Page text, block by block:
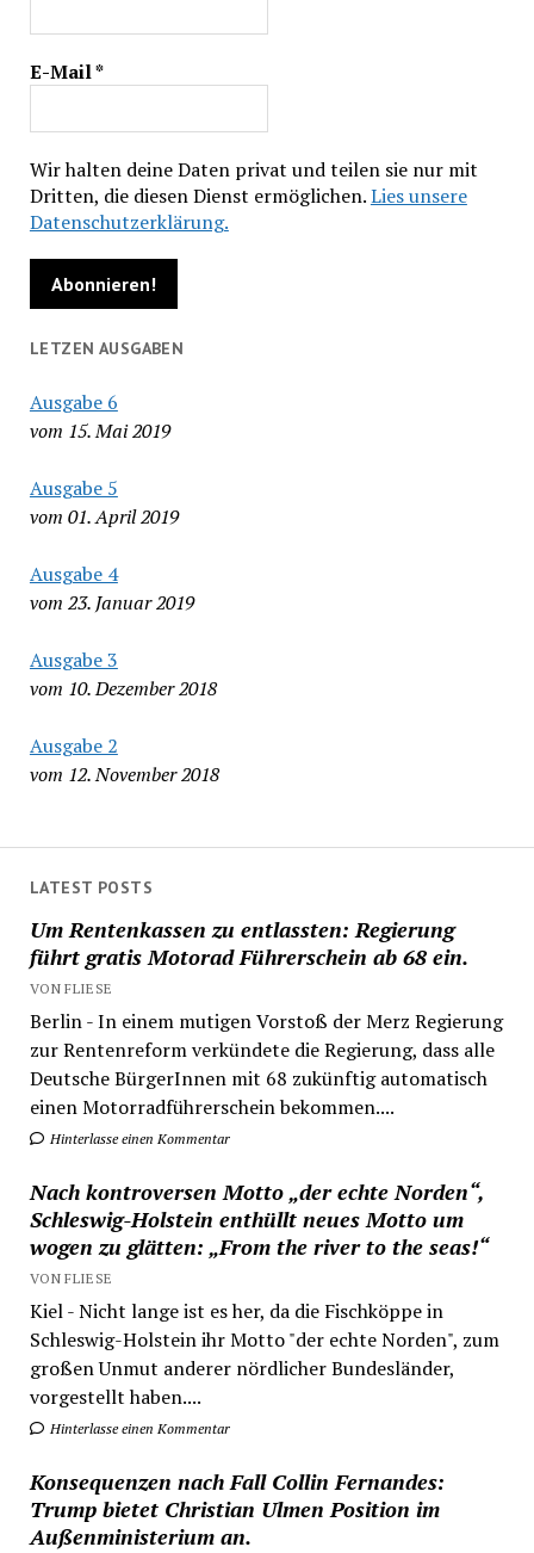
E-Mail*
Wir halten deine Daten privat und teilen sie nur mit
Dritten, die diesen Dienst ermöglichen.Lies unsere
Datenschutzerklärung.
LETZEN AUSGABEN
Ausgabe 6
vom 15. Mai 2019
Ausgabe 5
vom 01. April 2019
Ausgabe 4
vom 23. Januar 2019
Ausgabe 3
vom 10. Dezember 2018
Ausgabe 2
vom 12. November 2018
LATEST POSTS
Um Rentenkassen zu entlassten: Regierung
führt gratis Motorad Führerschein ab 68 ein.
VON FLIESE
Berlin - In einem mutigen Vorstoß der Merz Regierung
zur Rentenreform verkündete die Regierung, dass alle
Deutsche BürgerInnen mit 68 zukünftig automatisch
einen Motorradführerschein bekommen....
Hinterlasse einen Kommentar
Nach kontroversen Motto „der echte Norden“,
Schleswig-Holstein enthüllt neues Motto um
wogen zu glätten: „From the river to the seas!“
VON FLIESE
Kiel - Nicht lange ist es her, da die Fischköppe in
Schleswig-Holstein ihr Motto "der echte Norden", zum
großen Unmut anderer nördlicher Bundesländer,
vorgestellt haben....
Hinterlasse einen Kommentar
Konsequenzen nach Fall Collin Fernandes:
Trump bietet Christian Ulmen Position im
Außenministerium an.